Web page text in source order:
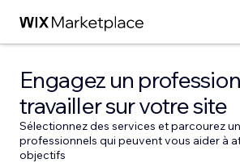
Engagez un
travailler sur votre site
Sélectionnez des services et parcourez
professionnels qui peuvent vous aider à
objectifs